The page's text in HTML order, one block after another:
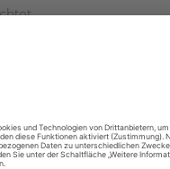
im Wappen der